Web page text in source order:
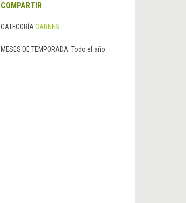
COMPARTIR
CATEGORÍA CARNES
MESES DE TEMPORADA: Todo el año